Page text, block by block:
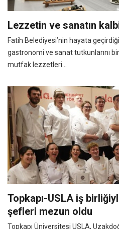
Lezzetin ve sanatın
Fatih Belediyesi’nin hayata
gastronomi ve sanat tutkunlarını
mutfak lezzetleri...
Topkapı-USLA iş
şefleri mezun oldu
Topkapı Üniversitesi USLA,